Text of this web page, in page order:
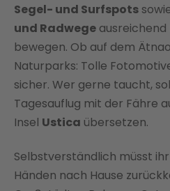
Segel- und Surfspots
und Radwege ausreichend
bewegen. Ob auf dem
Naturparks: Tolle
sicher. Wer gerne taucht,
Tagesauflug mit der Fähre
Insel Ustica übersetzen.
Selbstverständlich müsst
Händen nach Hause